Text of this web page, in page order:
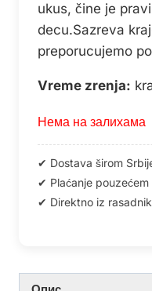
ukus, čine je
decu.Sazreva
preporucujemo
Vreme zrenja:
Нема на залихама